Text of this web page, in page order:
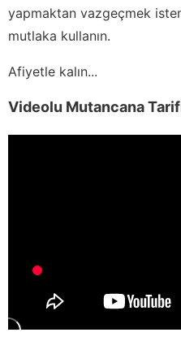
yapmaktan vazgeçmek
mutlaka kullanın.
Afiyetle kalın...
Videolu Mutancana